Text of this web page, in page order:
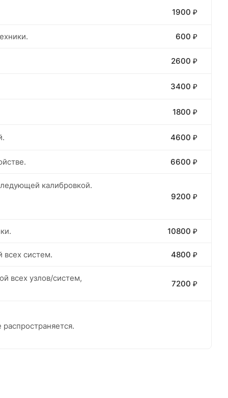
1900 ₽
600 ₽
2600 ₽
3400 ₽
1800 ₽
4600 ₽
6600 ₽
калибровкой.
9200 ₽
10800 ₽
всех систем. 4800 ₽
всех узлов/систем,
7200 ₽